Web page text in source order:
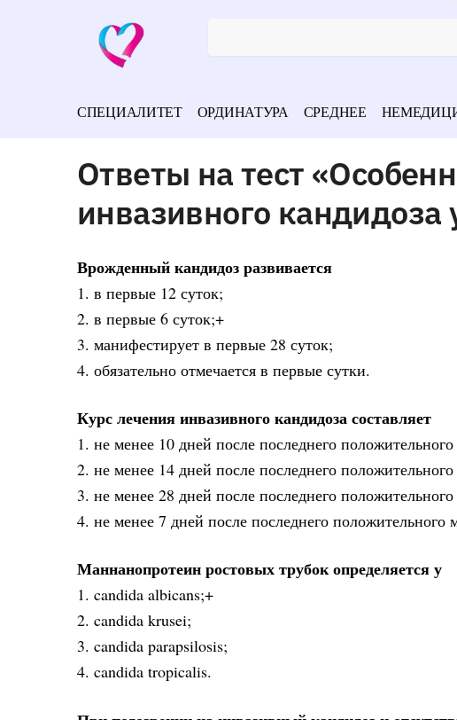
СПЕЦИАЛИТЕТ ОРДИНАТУРА СРЕДНЕЕ
Ответы на тест
инвазивного
Врожденный кандидоз развивается
1. в первые 12 суток;
2. в первые 6 суток;+
3. манифестирует в первые 28 суток;
4. обязательно отмечается в первые сутки.
Курс лечения инвазивного кандидоза составляет
1. не менее 10 дней после последнего
2. не менее 14 дней после последнего
3. не менее 28 дней после последнего
4. не менее 7 дней после последнего положительного
Маннанопротеин ростовых трубок определяется у
1. candida albicans;+
2. candida krusei;
3. candida parapsilosis;
4. candida tropicalis.